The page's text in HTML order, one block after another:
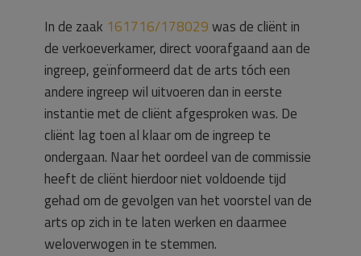
In de zaak 161716/178029was de cliënt in
de verkoeverkamer, direct voorafgaand aan de
ingreep, geïnformeerd dat de arts tóch een
andere ingreep wil uitvoeren dan in eerste
instantie met de cliënt afgesproken was. De
cliënt lag toen al klaar om de ingreep te
ondergaan. Naar het oordeel van de commissie
heeft de cliënt hierdoor niet voldoende tijd
gehad om de gevolgen van het voorstel van de
arts op zich in te laten werken en daarmee
weloverwogen in te stemmen.